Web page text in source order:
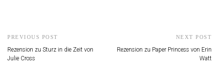
PREVIOUS POST
Rezension zu Sturz in die Zeit von
Julie Cross
NEXT POST
Rezension zu Paper Princess von Erin
Watt